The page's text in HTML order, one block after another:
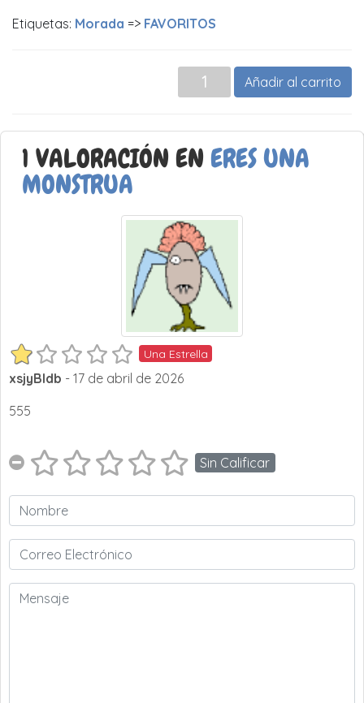
Etiquetas: Morada => FAVORITOS
Añadir al carrito
1 VALORACIÓN ENERES UNA
MONSTRUA
Una Estrella
xsjyBldb - 17 de abril de 2026
555
Sin Calificar